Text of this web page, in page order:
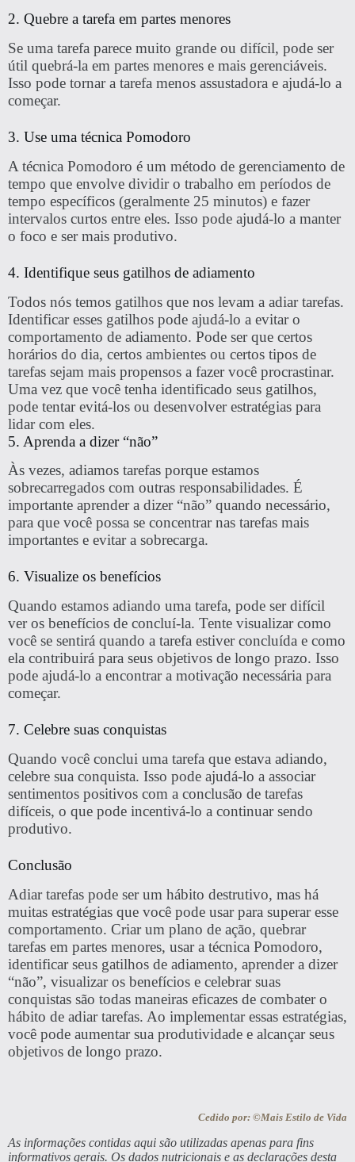
2. Quebre a tarefa em partes menores
Se uma tarefa parece muito grande ou difícil, pode ser
útil quebrá-la em partes menores e mais gerenciáveis.
Isso pode tornar a tarefa menos assustadora e ajudá-lo a
começar.
3. Use uma técnica Pomodoro
A técnica Pomodoro é um método de gerenciamento de
tempo que envolve dividir o trabalho em períodos de
tempo específicos (geralmente 25 minutos) e fazer
intervalos curtos entre eles. Isso pode ajudá-lo a manter
o foco e ser mais produtivo.
4. Identifique seus gatilhos de adiamento
Todos nós temos gatilhos que nos levam a adiar tarefas.
Identificar esses gatilhos pode ajudá-lo a evitar o
comportamento de adiamento. Pode ser que certos
horários do dia, certos ambientes ou certos tipos de
tarefas sejam mais propensos a fazer você procrastinar.
Uma vez que você tenha identificado seus gatilhos,
pode tentar evitá-los ou desenvolver estratégias para
lidar com eles.
5. Aprenda a dizer “não”
Às vezes, adiamos tarefas porque estamos
sobrecarregados com outras responsabilidades. É
importante aprender a dizer “não” quando necessário,
para que você possa se concentrar nas tarefas mais
importantes e evitar a sobrecarga.
6. Visualize os benefícios
Quando estamos adiando uma tarefa, pode ser difícil
ver os benefícios de concluí-la. Tente visualizar como
você se sentirá quando a tarefa estiver concluída e como
ela contribuirá para seus objetivos de longo prazo. Isso
pode ajudá-lo a encontrar a motivação necessária para
começar.
7. Celebre suas conquistas
Quando você conclui uma tarefa que estava adiando,
celebre sua conquista. Isso pode ajudá-lo a associar
sentimentos positivos com a conclusão de tarefas
difíceis, o que pode incentivá-lo a continuar sendo
produtivo.
Conclusão
Adiar tarefas pode ser um hábito destrutivo, mas há
muitas estratégias que você pode usar para superar esse
comportamento. Criar um plano de ação, quebrar
tarefas em partes menores, usar a técnica Pomodoro,
identificar seus gatilhos de adiamento, aprender a dizer
“não”, visualizar os benefícios e celebrar suas
conquistas são todas maneiras eficazes de combater o
hábito de adiar tarefas. Ao implementar essas estratégias,
você pode aumentar sua produtividade e alcançar seus
objetivos de longo prazo.
Cedido por: ©Mais Estilo de Vida
As informações contidas aqui são utilizadas apenas para fins
informativos gerais. Os dados nutricionais e as declarações desta